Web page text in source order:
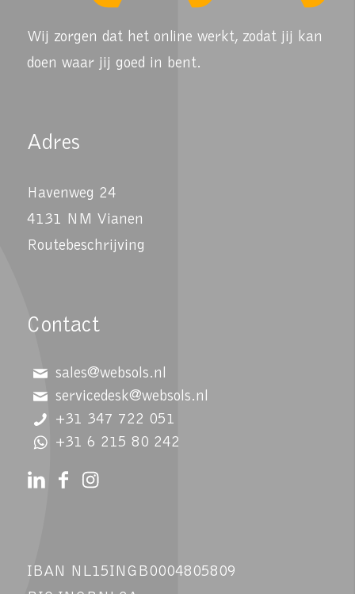
Wij zorgen dat het online werkt, zodat jij kan
doen waar jij goed in bent.
Adres
Havenweg 24
4131 NM Vianen
Routebeschrijving
Contact
sales@websols.nl
servicedesk@websols.nl
+31 347 722 051
+31 6 215 80 242
IBAN NL15INGB0004805809